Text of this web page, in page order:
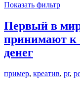
Показать фильтр
Первый в
принимают к
денег
пример, креатив, pr,